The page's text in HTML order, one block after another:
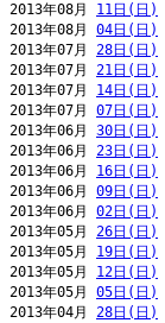
2013年08月 11日(日)
2013年08月 04日(日)
2013年07月 28日(日)
2013年07月 21日(日)
2013年07月 14日(日)
2013年07月 07日(日)
2013年06月 30日(日)
2013年06月 23日(日)
2013年06月 16日(日)
2013年06月 09日(日)
2013年06月 02日(日)
2013年05月 26日(日)
2013年05月 19日(日)
2013年05月 12日(日)
2013年05月 05日(日)
2013年04月 28日(日)